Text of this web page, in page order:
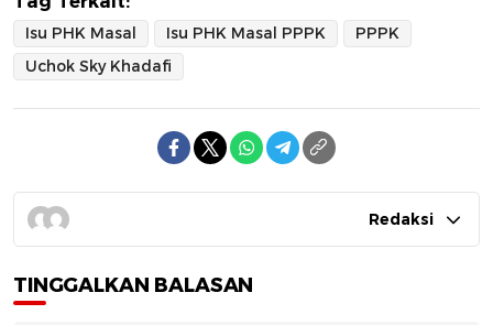
Isu PHK Masal Isu PHK Masal PPPK
PPPK
Uchok Sky Khadafi
Redaksi
TINGGALKAN BALASAN